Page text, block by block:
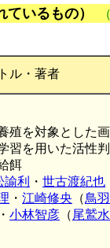
いるもの）
ル・著者
殖を対象とした
習を用いた活性
餌
諭利 ・ 世古渡紀也
・ 江崎修央 （鳥
小林智彦 （ 尾鷲